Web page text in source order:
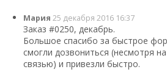
Мария 25 декабря 2016 16:37
Заказ #0250, декабрь.
Большое спасибо за быстрое
смогли дозвониться (несмотря
связью) и привезли быстро.